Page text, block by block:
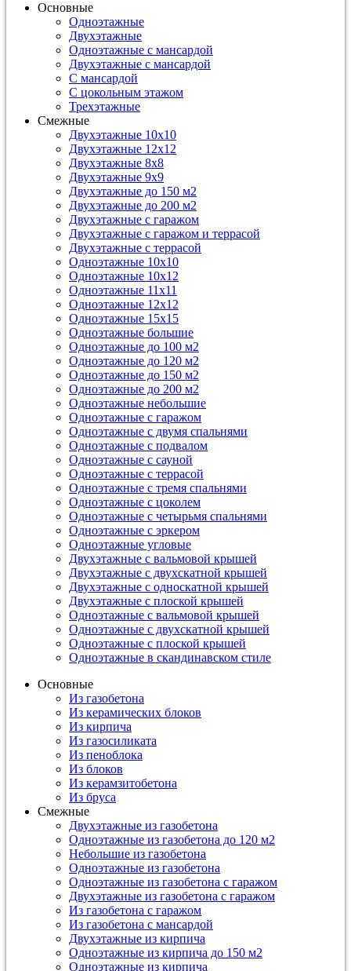
Основные
Одноэтажные
Двухэтажные
Одноэтажные с мансардой
Двухэтажные с мансардой
С мансардой
С цокольным этажом
Трехэтажные
Смежные
Двухэтажные 10х10
Двухэтажные 12х12
Двухэтажные 8х8
Двухэтажные 9х9
Двухэтажные до 150 м2
Двухэтажные до 200 м2
Двухэтажные с гаражом
Двухэтажные с гаражом и террасой
Двухэтажные с террасой
Одноэтажные 10х10
Одноэтажные 10х12
Одноэтажные 11х11
Одноэтажные 12х12
Одноэтажные 15х15
Одноэтажные большие
Одноэтажные до 100 м2
Одноэтажные до 120 м2
Одноэтажные до 150 м2
Одноэтажные до 200 м2
Одноэтажные небольшие
Одноэтажные с гаражом
Одноэтажные с двумя спальнями
Одноэтажные с подвалом
Одноэтажные с сауной
Одноэтажные с террасой
Одноэтажные с тремя спальнями
Одноэтажные с цоколем
Одноэтажные с четырьмя спальнями
Одноэтажные с эркером
Одноэтажные угловые
Двухэтажные с вальмовой крышей
Двухэтажные с двухскатной крышей
Двухэтажные с односкатной крышей
Двухэтажные с плоской крышей
Одноэтажные с вальмовой крышей
Одноэтажные с двухскатной крышей
Одноэтажные с плоской крышей
Одноэтажные в скандинавском стиле
Основные
Из газобетона
Из керамических блоков
Из кирпича
Из газосиликата
Из пеноблока
Из блоков
Из керамзитобетона
Из бруса
Смежные
Двухэтажные из газобетона
Одноэтажные из газобетона до 120 м2
Небольшие из газобетона
Одноэтажные из газобетона
Одноэтажные из газобетона с гаражом
Двухэтажные из газобетона с гаражом
Из газобетона с гаражом
Из газобетона с мансардой
Двухэтажные из кирпича
Одноэтажные из кирпича до 150 м2
Одноэтажные из кирпича